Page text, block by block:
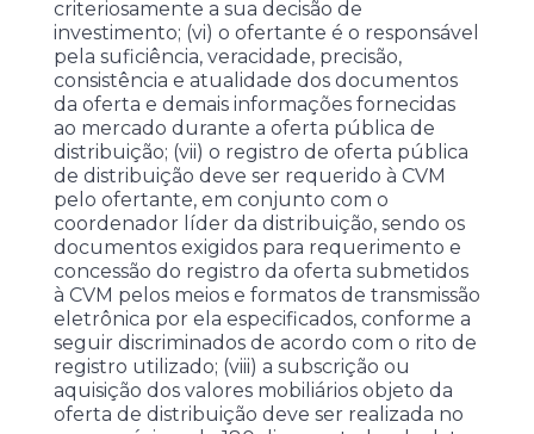
criteriosamente a sua decisão de
investimento; (vi) o ofertante é o responsável
pela suficiência, veracidade, precisão,
consistência e atualidade dos documentos
da oferta e demais informações fornecidas
ao mercado durante a oferta pública de
distribuição; (vii) o registro de oferta pública
de distribuição deve ser requerido à CVM
pelo ofertante, em conjunto com o
coordenador líder da distribuição, sendo os
documentos exigidos para requerimento e
concessão do registro da oferta submetidos
à CVM pelos meios e formatos de transmissão
eletrônica por ela especificados, conforme a
seguir discriminados de acordo com o rito de
registro utilizado; (viii) a subscrição ou
aquisição dos valores mobiliários objeto da
oferta de distribuição deve ser realizada no